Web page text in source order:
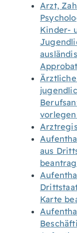
Arzt,
Kinder-
vorlegen
aus
Karte